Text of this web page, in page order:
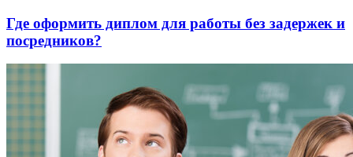
Где оформить диплом для работы без задержек и
посредников?